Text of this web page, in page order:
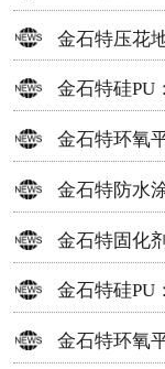
金石特压花
地面材料
金石特硅PU
金石特环氧
决方案
金石特防水
方案
金石特固化
金石特硅PU
金石特环氧